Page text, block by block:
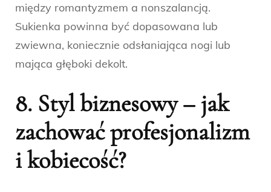
między romantyzmem a nonszalancją.
Sukienka powinna być dopasowana lub
zwiewna, koniecznie odsłaniająca nogi lub
mająca głęboki dekolt.
8. Styl biznesowy – jak
zachować profesjonalizm
i kobiecość?